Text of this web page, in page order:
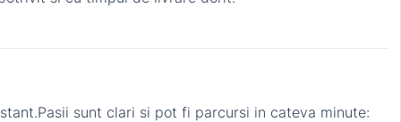
Pasii sunt clari si pot fi parcursi in cateva minute: